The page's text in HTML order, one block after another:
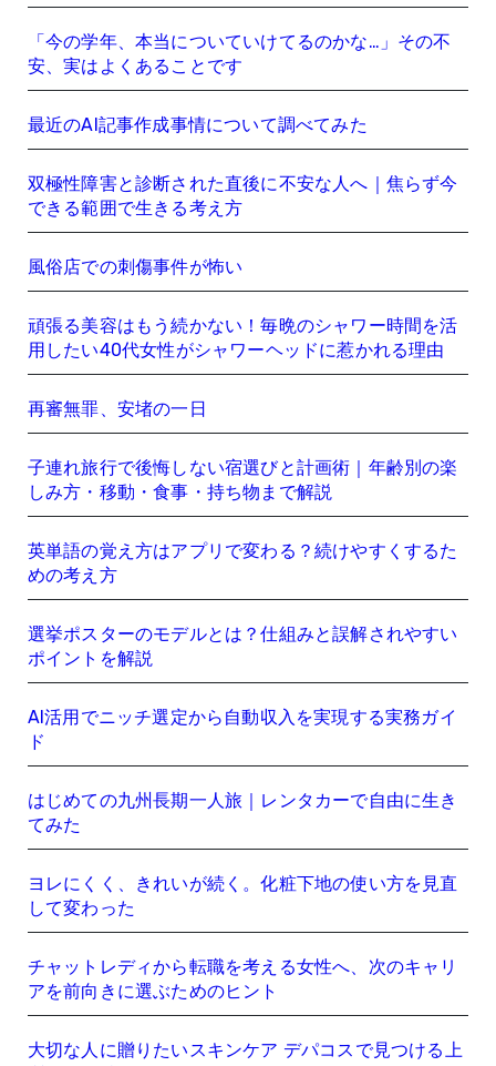
「今の学年、本当についていけてるのかな…」その不
安、実はよくあることです
最近のAI記事作成事情について調べてみた
双極性障害と診断された直後に不安な人へ｜焦らず今
できる範囲で生きる考え方
風俗店での刺傷事件が怖い
頑張る美容はもう続かない！毎晩のシャワー時間を活
用したい40代女性がシャワーヘッドに惹かれる理由
再審無罪、安堵の一日
子連れ旅行で後悔しない宿選びと計画術｜年齢別の楽
しみ方・移動・食事・持ち物まで解説
英単語の覚え方はアプリで変わる？続けやすくするた
めの考え方
選挙ポスターのモデルとは？仕組みと誤解されやすい
ポイントを解説
AI活用でニッチ選定から自動収入を実現する実務ガイ
ド
はじめての九州長期一人旅｜レンタカーで自由に生き
てみた
ヨレにくく、きれいが続く。化粧下地の使い方を見直
して変わった
チャットレディから転職を考える女性へ、次のキャリ
アを前向きに選ぶためのヒント
大切な人に贈りたいスキンケア デパコスで見つける上